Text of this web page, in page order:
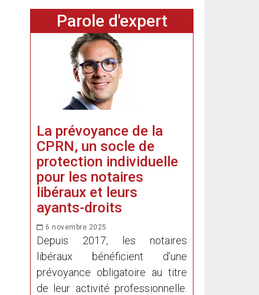
Parole d'expert
La prévoyance de la
CPRN, un socle de
protection individuelle
pour les notaires
libéraux et leurs
ayants-droits
6 novembre 2025
Depuis 2017, les notaires
libéraux bénéficient d’une
prévoyance obligatoire au titre
de leur activité professionnelle.